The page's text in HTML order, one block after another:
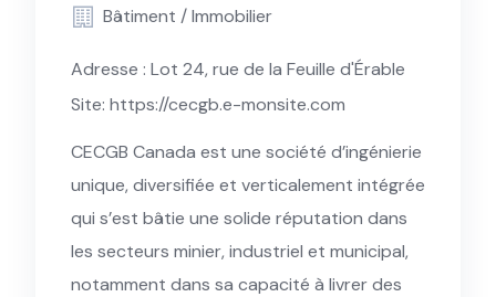
Bâtiment / Immobilier
Adresse : Lot 24, rue de la Feuille d'Érable
Site: https://cecgb.e-monsite.com
CECGB Canada est une société d’ingénierie
unique, diversifiée et verticalement intégrée
qui s’est bâtie une solide réputation dans
les secteurs minier, industriel et municipal,
notamment dans sa capacité à livrer des